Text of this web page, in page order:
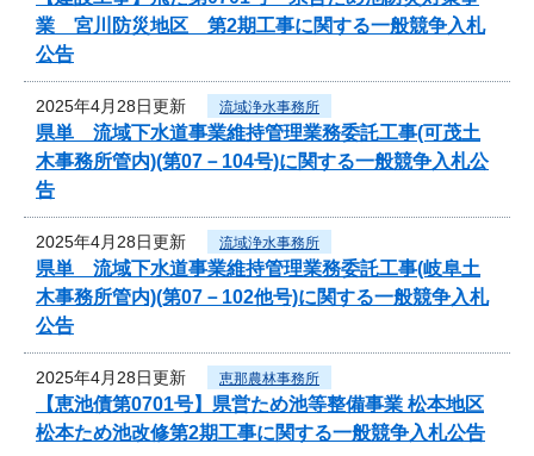
業 宮川防災地区 第2期工事に関する一般競争入札
公告
2025年4月28日更新 流域浄水事務所
県単 流域下水道事業維持管理業務委託工事(可茂土
木事務所管内)(第07－104号)に関する一般競争入札公
告
2025年4月28日更新 流域浄水事務所
県単 流域下水道事業維持管理業務委託工事(岐阜土
木事務所管内)(第07－102他号)に関する一般競争入札
公告
2025年4月28日更新 恵那農林事務所
【恵池債第0701号】県営ため池等整備事業 松本地区
松本ため池改修第2期工事に関する一般競争入札公告